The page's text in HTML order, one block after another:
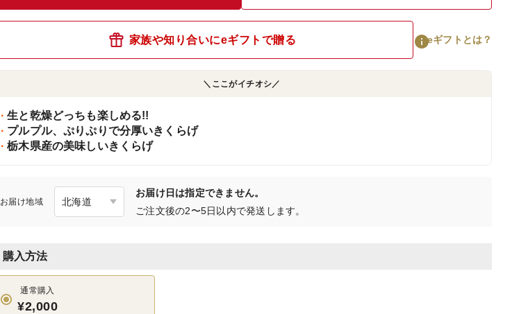
家族や知り合いにeギフトで贈る eギフトとは？
＼ここがイチオシ／
生と乾燥どっちも楽しめる!!
プルプル、ぷりぷりで分厚いきくらげ
栃木県産の美味しいきくらげ
お届け地域
お届け日は指定できません。
ご注文後の2〜5日以内で発送します。
購入方法
通常購入
¥2,000